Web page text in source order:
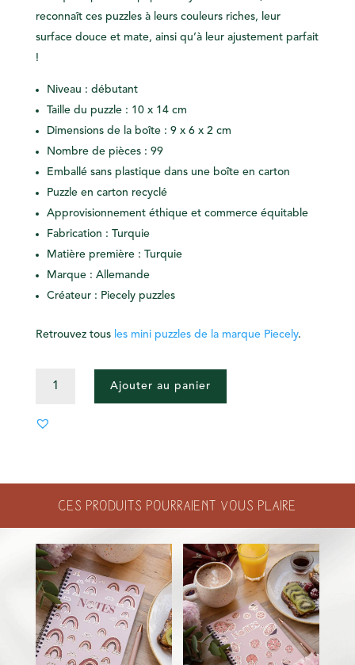
reconnaît ces puzzles à leurs couleurs riches, leur
surface douce et mate, ainsi qu’à leur ajustement parfait
!
Niveau : débutant
Taille du puzzle : 10 x 14 cm
Dimensions de la boîte : 9 x 6 x 2 cm
Nombre de pièces : 99
Emballé sans plastique dans une boîte en carton
Puzzle en carton recyclé
Approvisionnement éthique et commerce équitable
Fabrication : Turquie
Matière première : Turquie
Marque : Allemande
Créateur : Piecely puzzles
Retrouvez tous les mini puzzles de la marque Piecely.
PUZZLE
Ajouter au panier
Ces produits pourraient vous plaire